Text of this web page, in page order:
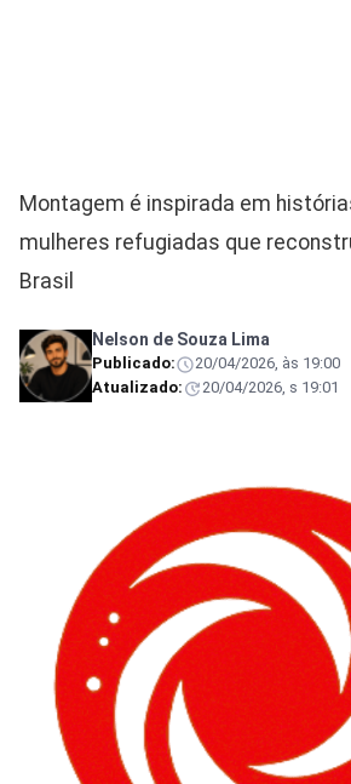
Montagem é inspirada em
mulheres refugiadas que
Brasil
Nelson de Souza Lima
Publicado:
20/04/2026, às 19:00
Atualizado:
20/04/2026, s 19:01